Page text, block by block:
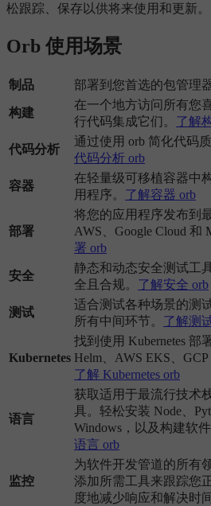
松跟踪、保存以供将来使用和更新。
Orb 使用场景
制品 部署到您首选的包管理器
构建
在一个地方访问所有您
行代码集成它们。 了解
代码分析
通过使用 orb 简化代码
代码分析 orb
容器
在轻量级可移植容器中
用程序。 了解容器 orb
部署
将您的应用程序发布到
AWS、Google Cloud 和
署 orb
安全
静态和动态安全测试工
全且合规。 了解安全 orb
测试
适合测试各种场景的测
所有中间环节。 了解测
Kubernetes
找到使用 Kubernetes 部
Helm、AWS EKS、
了解 Kubernetes orb
语言
获取适用于最流行技术
具。轻松安装 Node、
Windows，以及构建软
语言 orb
监控
为软件开发管道的所有
添加所需工具来跟踪您
度地减少响应和解决时间